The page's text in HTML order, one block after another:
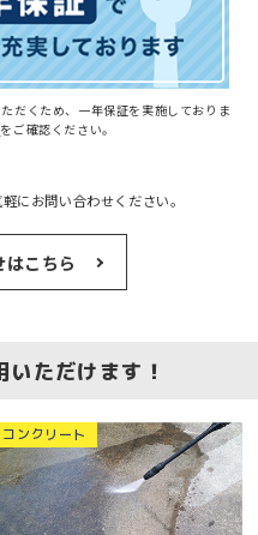
だくため、一年保証を実施しておりま
をご確認ください。
にお問い合わせください。
こちら
ただけます！
コンクリート